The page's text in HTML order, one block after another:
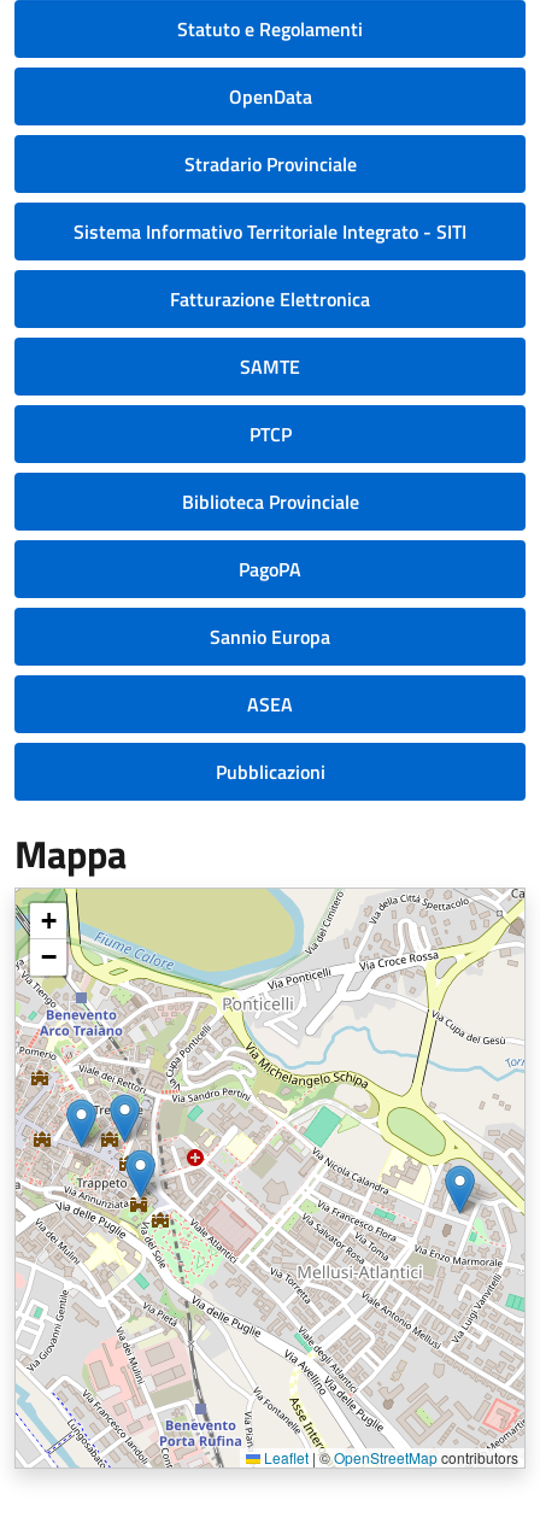
Statuto e Regolamenti
OpenData
Stradario Provinciale
Sistema Informativo Territoriale Integrato - SITI
Fatturazione Elettronica
SAMTE
PTCP
Biblioteca Provinciale
PagoPA
Sannio Europa
ASEA
Pubblicazioni
Mappa
+
−
Leaflet |©OpenStreetMapcontributors